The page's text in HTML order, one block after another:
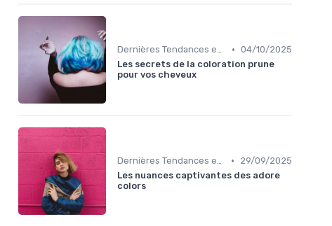
Dernières Tendances en Coloration • 04/10/2025
Les secrets de la coloration prune
pour vos cheveux
Dernières Tendances en Coloration •
29/09/2025
Les nuances captivantes des adore
colors